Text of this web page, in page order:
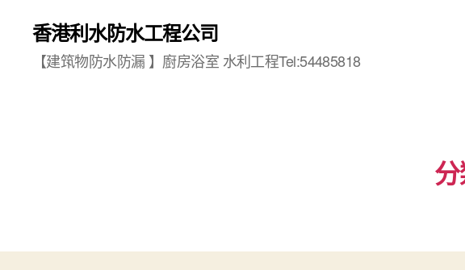
香港利水防水工程公司
【建筑物防水防漏 】廚房浴室 水利工程Tel:54485818